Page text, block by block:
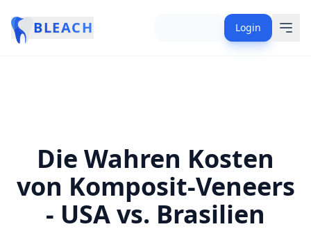
BLEACH Login
Die Wahren Kosten
von Komposit-Veneers
- USA vs. Brasilien